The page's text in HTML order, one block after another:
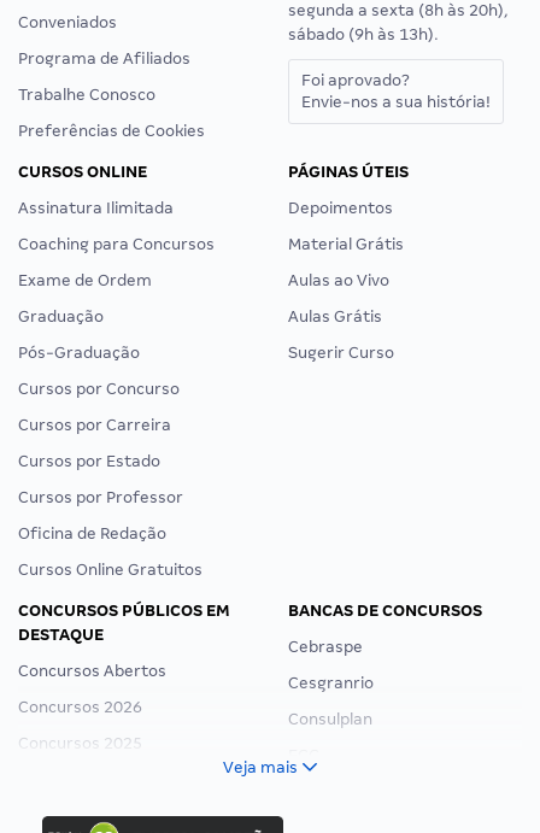
Conveniados
Programa de Afiliados
Trabalhe Conosco
Preferências de Cookies
segunda a sexta (8h às 20h),
sábado (9h às 13h).
Foi aprovado?
Envie-nos a sua história!
CURSOS ONLINE
Assinatura Ilimitada
Coaching para Concursos
Exame de Ordem
Graduação
Pós-Graduação
Cursos por Concurso
Cursos por Carreira
Cursos por Estado
Cursos por Professor
Oficina de Redação
Cursos Online Gratuitos
PÁGINAS ÚTEIS
Depoimentos
Material Grátis
Aulas ao Vivo
Aulas Grátis
Sugerir Curso
CONCURSOS PÚBLICOS EM
DESTAQUE
Concursos Abertos
Concursos 2026
Concursos 2025
Concurso Ibama
BANCAS DE CONCURSOS
Cebraspe
Cesgranrio
Consulplan
Veja mais